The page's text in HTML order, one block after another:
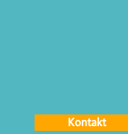
Kontakt